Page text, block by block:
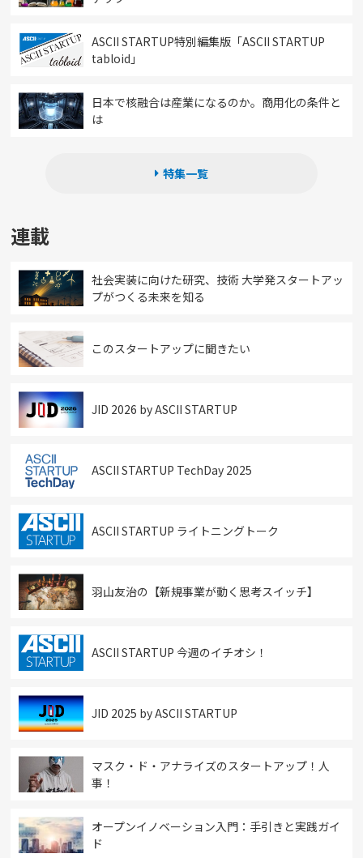
ASCII STARTUP特別編集版「ASCII STARTUP
tabloid」
日本で核融合は産業になるのか。商用化の条件と
は
特集一覧
連載
社会実装に向けた研究、技術 大学発スタートアッ
プがつくる未来を知る
このスタートアップに聞きたい
JID 2026 by ASCII STARTUP
ASCII STARTUP TechDay 2025
ASCII STARTUP ライトニングトーク
羽山友治の【新規事業が動く思考スイッチ】
ASCII STARTUP 今週のイチオシ！
JID 2025 by ASCII STARTUP
マスク・ド・アナライズのスタートアップ！人
事！
オープンイノベーション入門：手引きと実践ガイ
ド